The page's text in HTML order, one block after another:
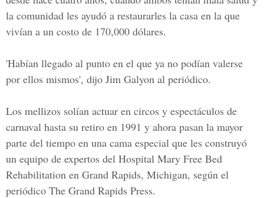
la comunidad les ayudó a restaurarles la casa en la que
vivían a un costo de 170,000 dólares.
'Habían llegado al punto en el que ya no podían valerse
por ellos mismos', dijo Jim Galyon al periódico.
Los mellizos solían actuar en circos y espectáculos de
carnaval hasta su retiro en 1991 y ahora pasan la mayor
parte del tiempo en una cama especial que les construyó
un equipo de expertos del Hospital Mary Free Bed
Rehabilitation en Grand Rapids, Michigan, según el
periódico The Grand Rapids Press.